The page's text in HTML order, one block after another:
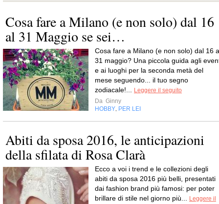
Cosa fare a Milano (e non solo) dal 16
al 31 Maggio se sei…
Cosa fare a Milano (e non solo) dal 16
31 maggio? Una piccola guida agli
e ai luoghi per la seconda metà del
mese seguendo... il tuo segno
zodiacale!...
Leggere il seguito
Da Ginny
HOBBY PER LEI
Abiti da sposa 2016, le anticipazioni
della sfilata di Rosa Clarà
Ecco a voi i trend e le collezioni degli
abiti da sposa 2016 più belli, presentati
dai fashion brand più famosi: per poter
brillare di stile nel giorno più...
Leggere il